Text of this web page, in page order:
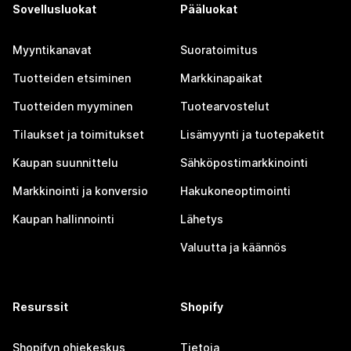
Sovellusluokat
Myyntikanavat
Tuotteiden etsiminen
Tuotteiden myyminen
Tilaukset ja toimitukset
Kaupan suunnittelu
Markkinointi ja konversio
Kaupan hallinnointi
Pääluokat
Suoratoimitus
Markkinapaikat
Tuotearvostelut
Lisämyynti ja tuotepaketit
Sähköpostimarkkinointi
Hakukoneoptimointi
Lähetys
Valuutta ja käännös
Resurssit
Shopifyn ohjekeskus
Shopify
Tietoja